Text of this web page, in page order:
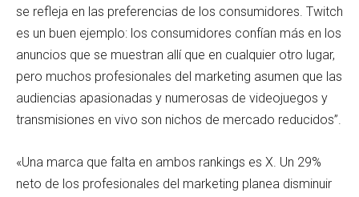
se refleja en las preferencias de los consumidores. Twitch
es un buen ejemplo: los consumidores confían más en los
anuncios que se muestran allí que en cualquier otro lugar,
pero muchos profesionales del marketing asumen que las
audiencias apasionadas y numerosas de videojuegos y
transmisiones en vivo son nichos de mercado reducidos”.
«Una marca que falta en ambos rankings es X. Un 29%
neto de los profesionales del marketing planea disminuir